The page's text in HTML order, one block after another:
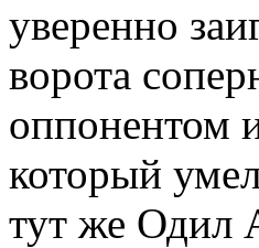
уверенно
ворота
оппонентом
который
тут же Одил